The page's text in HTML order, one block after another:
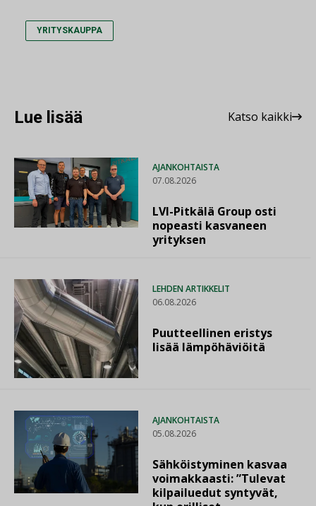
YRITYSKAUPPA
Lue lisää Katso kaikki
AJANKOHTAISTA
07.08.2026
LVI-Pitkälä Group osti
nopeasti kasvaneen
yrityksen
LEHDEN ARTIKKELIT
06.08.2026
Puutteellinen eristys
lisää lämpöhäviöitä
AJANKOHTAISTA
05.08.2026
Sähköistyminen kasvaa
voimakkaasti: ”Tulevat
kilpailuedut syntyvät,